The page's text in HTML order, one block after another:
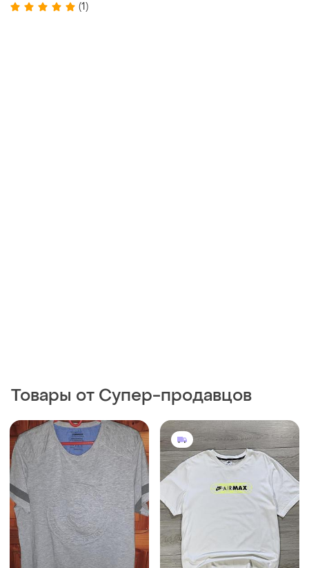
коротким рукавом
(1)
Товары от Супер-продавцов